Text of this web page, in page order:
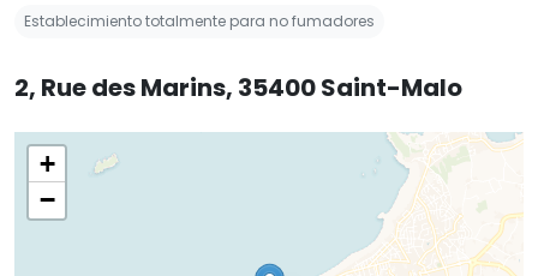
Establecimiento totalmente para no fumadores
2, Rue des Marins, 35400 Saint-Malo
+
−